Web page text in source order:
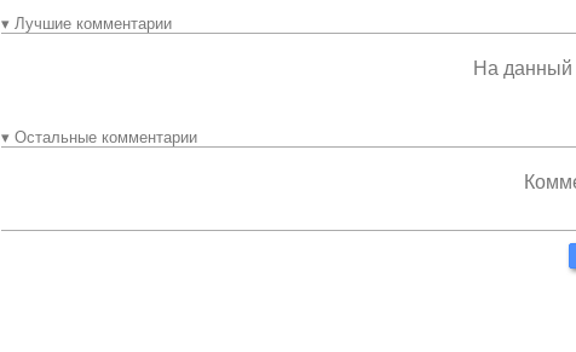
▾ Лучшие комментарии
На данный
▾ Остальные комментарии